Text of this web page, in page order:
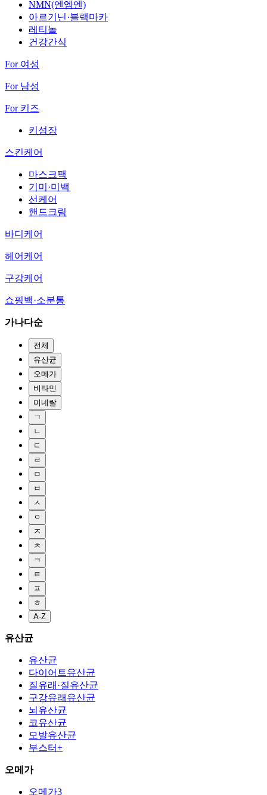
NMN(엔엠엔)
아르기닌·블랙마카
레티놀
건강간식
For 여성
For 남성
For 키즈
키성장
스킨케어
마스크팩
기미·미백
선케어
핸드크림
바디케어
헤어케어
구강케어
쇼핑백·소분통
가나다순
전체
유산균
오메가
비타민
미네랄
ㄱ
ㄴ
ㄷ
ㄹ
ㅁ
ㅂ
ㅅ
ㅇ
ㅈ
ㅊ
ㅋ
ㅌ
ㅍ
ㅎ
A-Z
유산균
유산균
다이어트유산균
질유래·질유산균
구강유래유산균
뇌유산균
코유산균
모발유산균
부스터+
오메가
오메가3